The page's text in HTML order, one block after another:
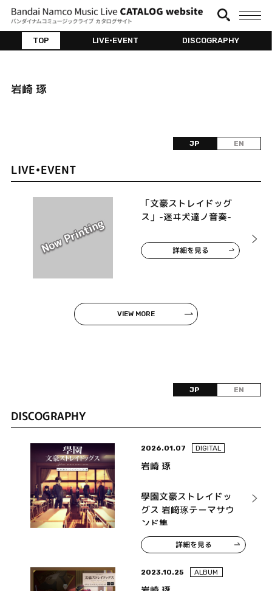
TOP LIVE•EVENT DISCOGRAPHY
岩崎 琢
JP EN
LIVE•EVENT
「文豪ストレイドッグ
ス」-迷ヰ犬達ノ音奏-
詳細を見る
VIEW MORE
JP EN
DISCOGRAPHY
2026.01.07 DIGITAL
岩崎 琢
學園文豪ストレイドッ
グス 岩﨑琢テーマサウ
ンド集
詳細を見る
2023.10.25 ALBUM